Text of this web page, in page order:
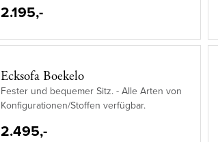
2.195,-
Ecksofa Boekelo
Fester und bequemer Sitz. - Alle Arten von
Konfigurationen/Stoffen verfügbar.
2.495,-